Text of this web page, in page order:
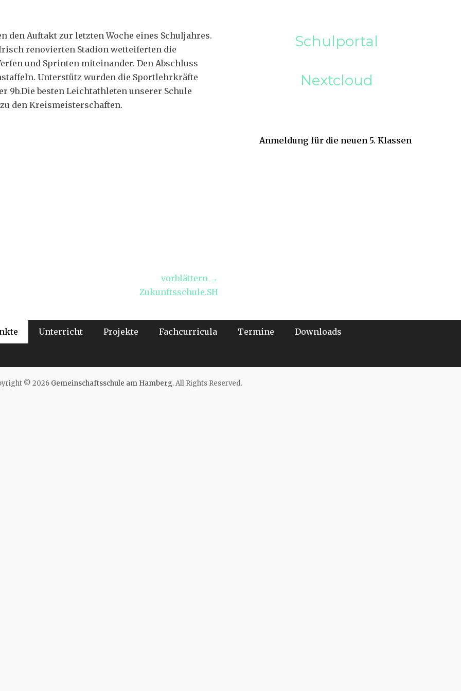
den Auftakt zur letzten Woche eines Schuljahres.
renovierten Stadion wetteiferten die
und Sprinten miteinander. Den Abschluss
Unterstütz wurden die Sportlehrkräfte
9b.Die besten Leichtathleten unserer Schule
den Kreismeisterschaften.
vorblättern →
Zukunftsschule.SH
Schulportal
Nextcloud
Anmeldung für die neuen 5. Klassen
Unterricht Projekte Fachcurricula Termine Downloads
© 2026 Gemeinschaftsschule am Hamberg. All Rights Reserved.